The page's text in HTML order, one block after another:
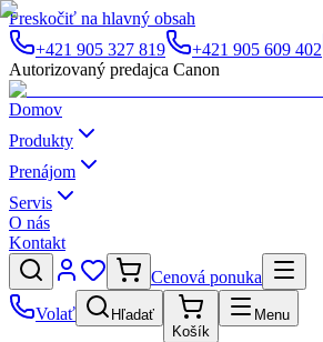
Preskočiť na hlavný obsah
+421 905 327 819
+421 905 609 402
Autorizovaný predajca Canon
Domov
Produkty
Prenájom
Servis
O nás
Kontakt
Cenová ponuka
Volať
Hľadať
Košík
Menu